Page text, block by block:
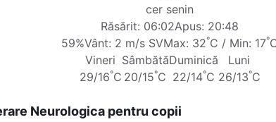
cer senin
Răsărit: 06:02Apus: 20:48
59%Vânt: 2 m/s SVMax: 32°C / Min: 17°
Vineri
29/16°C
Sâmbătă
20/15°C
Duminică
22/14°C
Luni
26/13°C
Neurologica pentru copii